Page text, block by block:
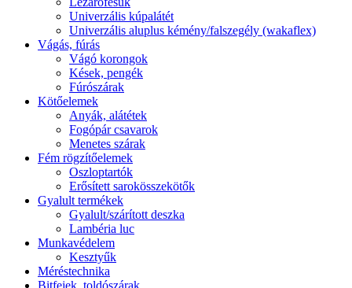
Univerzális kúpalátét
Univerzális aluplus kémény/falszegély (wakaflex)
Vágás, fúrás
Vágó korongok
Kések, pengék
Fúrószárak
Kötőelemek
Anyák, alátétek
Fogópár csavarok
Menetes szárak
Fém rögzítőelemek
Oszloptartók
Erősített sarokösszekötők
Gyalult termékek
Gyalult/szárított deszka
Lambéria luc
Munkavédelem
Kesztyűk
Méréstechnika